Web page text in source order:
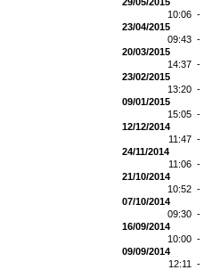
10:06 -
23/04/2015
09:43 -
20/03/2015
14:37 -
23/02/2015
13:20 -
09/01/2015
15:05 -
12/12/2014
11:47 -
24/11/2014
11:06 -
21/10/2014
10:52 -
07/10/2014
09:30 -
16/09/2014
10:00 -
09/09/2014
12:11 -